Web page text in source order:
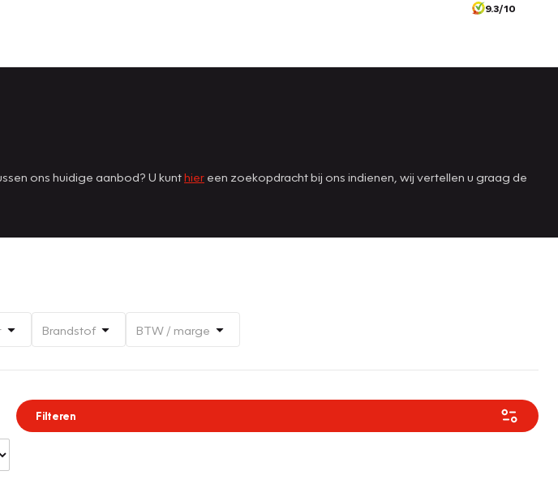
9.3/10
ons huidige aanbod? U kunthier een zoekopdracht bij ons indienen, wij vertellen u graag de
Brandstof BTW / marge
Filteren